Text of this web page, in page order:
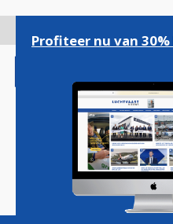
gaan
Magazine
Profiteer nu van